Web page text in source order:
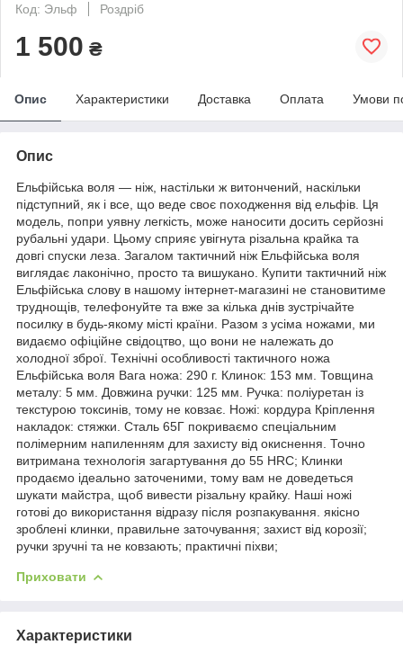
Код: Эльф
Роздріб
1 500 ₴
Опис Характеристики Доставка Оплата Умови
Опис
Ельфійська воля — ніж, настільки ж витончений, наскільки
підступний, як і все, що веде своє походження від ельфів. Ця
модель, попри уявну легкість, може наносити досить серйозні
рубальні удари. Цьому сприяє увігнута різальна крайка та
довгі спуски леза. Загалом тактичний ніж Ельфійська воля
виглядає лаконічно, просто та вишукано. Купити тактичний ніж
Ельфійська слову в нашому інтернет-магазині не становитиме
труднощів, телефонуйте та вже за кілька днів зустрічайте
посилку в будь-якому місті країни. Разом з усіма ножами, ми
видаємо офіційне свідоцтво, що вони не належать до
холодної зброї. Технічні особливості тактичного ножа
Ельфійська воля Вага ножа: 290 г. Клинок: 153 мм. Товщина
металу: 5 мм. Довжина ручки: 125 мм. Ручка: поліуретан із
текстурою токсинів, тому не ковзає. Ножі: кордура Кріплення
накладок: стяжки. Сталь 65Г покриваємо спеціальним
полімерним напиленням для захисту від окиснення. Точно
витримана технологія загартування до 55 HRC; Клинки
продаємо ідеально заточеними, тому вам не доведеться
шукати майстра, щоб вивести різальну крайку. Наші ножі
готові до використання відразу після розпакування. якісно
зроблені клинки, правильне заточування; захист від корозії;
ручки зручні та не ковзають; практичні піхви;
Приховати
Характеристики